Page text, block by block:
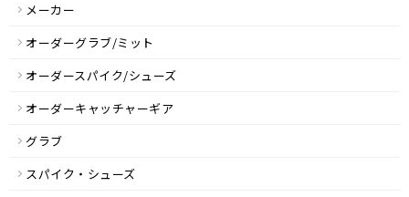
メーカー
オーダーグラブ/ミット
オーダースパイク/シューズ
オーダーキャッチャーギア
グラブ
スパイク・シューズ